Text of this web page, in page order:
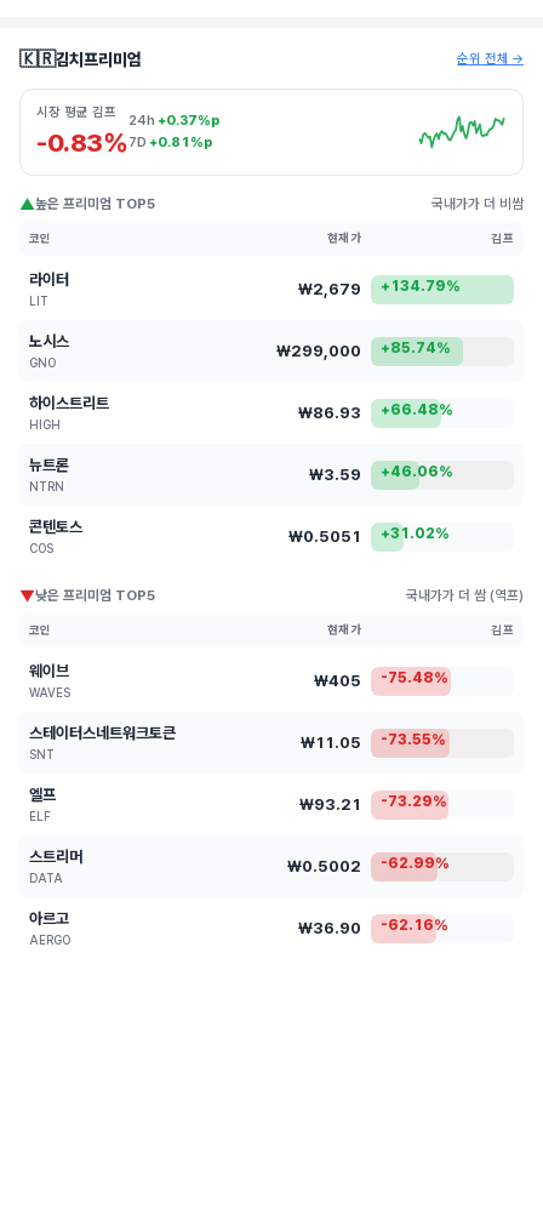
🇰🇷김치프리미엄 순위 전체 →
시장 평균 김프
-0.83%
24h +0.37%p
7D +0.81%p
▲높은 프리미엄 TOP5 국내가가 더 비쌈
코인 현재가 김프
라이터
LIT
₩2,679 +134.79%
노시스
GNO
₩299,000 +85.74%
하이스트리트
HIGH
₩86.93 +66.48%
뉴트론
NTRN
₩3.59 +46.06%
콘텐토스
COS
₩0.5051 +31.02%
▼낮은 프리미엄 TOP5 국내가가 더 쌈 (역프)
코인 현재가 김프
웨이브
WAVES
₩405 -75.48%
스테이터스네트워크토큰
SNT
₩11.05 -73.55%
엘프
ELF
₩93.21 -73.29%
스트리머
DATA
₩0.5002 -62.99%
아르고
AERGO
₩36.90 -62.16%